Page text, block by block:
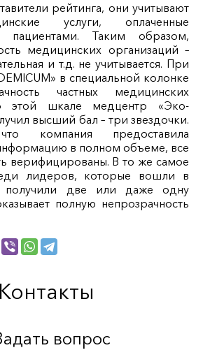
рейтинга, они учитывают
услуги, оплаченные
пациентами. Таким образом,
медицинских организаций –
и т.д. не учитывается. При
в специальной колонке
частных медицинских
этой шкале медцентр «Эко-
высший бал – три звездочки.
компания предоставила
в полном объеме, все
верифицированы. В то же самое
лидеров, которые вошли в
получили две или даже одну
полную непрозрачность
Контакты
вопрос